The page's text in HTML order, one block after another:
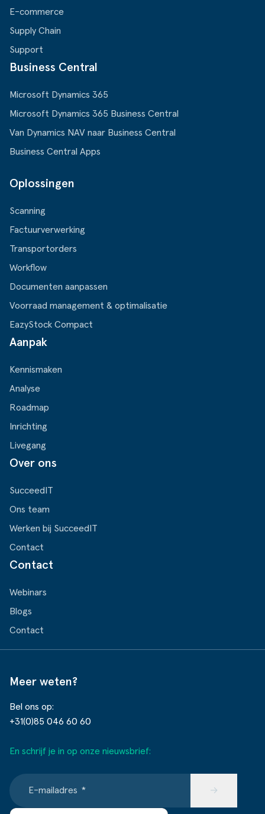
E-commerce
Supply Chain
Support
Business Central
Microsoft Dynamics 365
Microsoft Dynamics 365 Business Central
Van Dynamics NAV naar Business Central
Business Central Apps
Oplossingen
Scanning
Factuurverwerking
Transportorders
Workflow
Documenten aanpassen
Voorraad management & optimalisatie
EazyStock Compact
Aanpak
Kennismaken
Analyse
Roadmap
Inrichting
Livegang
Over ons
SucceedIT
Ons team
Werken bij SucceedIT
Contact
Contact
Webinars
Blogs
Contact
Meer weten?
Bel ons op:
+31(0)85 046 60 60
En schrijf je in op onze nieuwsbrief:
E-mailadres * →